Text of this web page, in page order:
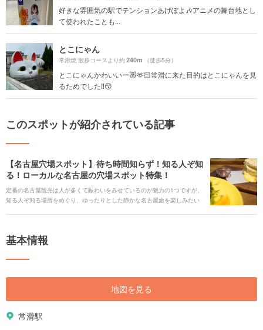
好きな雰囲気の駅でテンションあげぽよ🎶アニメの舞台地とし
て使われたことも...
とこにゃん
常滑焼 散歩コースより約240m （徒歩5分）
とこにゃんかわいいー😻🫶🏻常滑に来た目的はとこにゃんを見
るためでした‼️😙
このスポットが紹介されている記事
【名古屋穴場スポット】待ち時間知らず！知る人ぞ知
る！ローカルな名古屋の穴場スポット特集！
定番の名古屋観光は人が多くて賑わいをみせているのが魅力の1つですが、
知る人ぞ知る場所をめぐり、ゆったりとした静かな名古屋旅を楽しみたい
基本情報
地図を見る
常滑駅